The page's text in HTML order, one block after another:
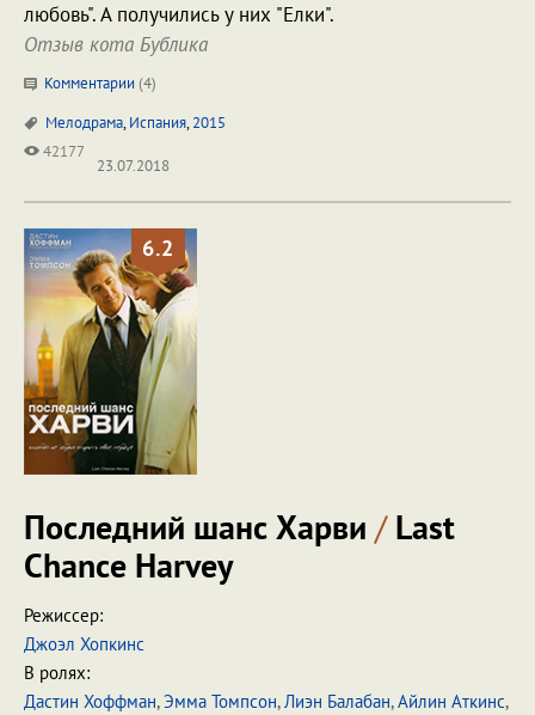
любовь". А получились у них "Елки".
Отзыв кота Бублика
Комментарии (4)
Мелодрама,Испания,2015
42177
23.07.2018
6.2
Последний шанс Харви /Last
Chance Harvey
Режиссер:
Джоэл Хопкинс
В ролях:
Дастин Хоффман,Эмма Томпсон,Лиэн Балабан,Айлин Аткинс,